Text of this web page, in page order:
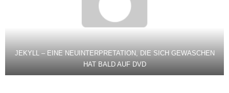
JEKYLL – EINE NEUINTERPRETATION, DIE SICH GEWASCHEN
HAT BALD AUF DVD